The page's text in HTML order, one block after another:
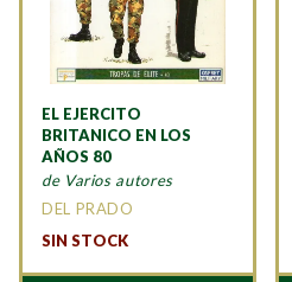
EL EJERCITO
BRITANICO EN LOS
AÑOS 80
de Varios autores
DEL PRADO
SIN STOCK